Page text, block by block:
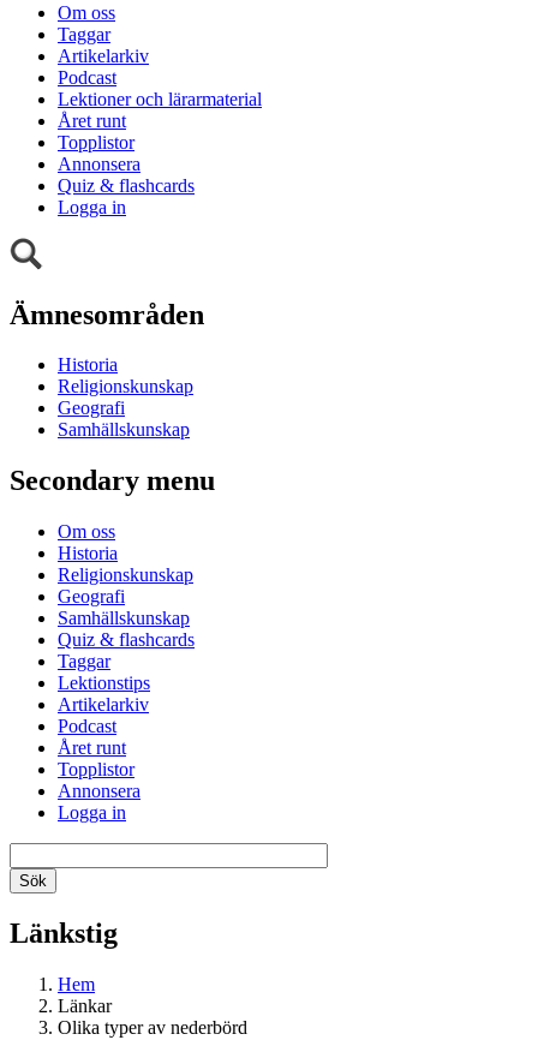
Om oss
Taggar
Artikelarkiv
Podcast
Lektioner och lärarmaterial
Året runt
Topplistor
Annonsera
Quiz & flashcards
Logga in
Ämnesområden
Historia
Religionskunskap
Geografi
Samhällskunskap
Secondary menu
Om oss
Historia
Religionskunskap
Geografi
Samhällskunskap
Quiz & flashcards
Taggar
Lektionstips
Artikelarkiv
Podcast
Året runt
Topplistor
Annonsera
Logga in
Länkstig
Hem
Länkar
Olika typer av nederbörd